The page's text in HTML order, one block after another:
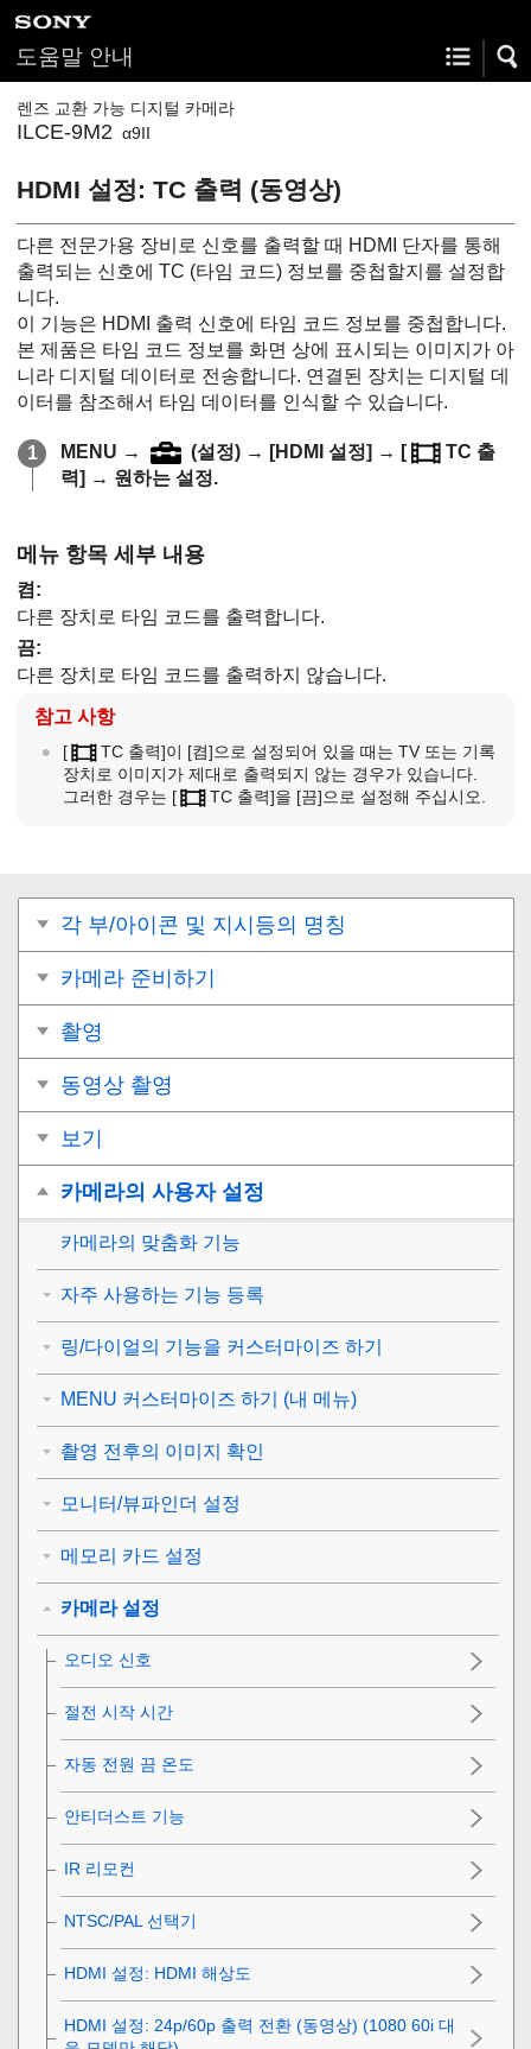
도움말 안내
렌즈 교환 가능 디지털 카메라
ILCE-9M2 α9II
HDMI 설정: TC 출력 (동영상)
다른 전문가용 장비로 신호를 출력할 때 HDMI 단자를 통해
출력되는 신호에 TC (타임 코드) 정보를 중첩할지를 설정합
니다.
이 기능은 HDMI 출력 신호에 타임 코드 정보를 중첩합니다.
본 제품은 타임 코드 정보를 화면 상에 표시되는 이미지가 아
니라 디지털 데이터로 전송합니다. 연결된 장치는 디지털 데
이터를 참조해서 타임 데이터를 인식할 수 있습니다.
MENU → (설정) → [HDMI 설정] → [
TC 출
력] → 원하는 설정.
메뉴 항목 세부 내용
켬 :
다른 장치로 타임 코드를 출력합니다.
끔:
다른 장치로 타임 코드를 출력하지 않습니다.
참고 사항
[ TC 출력]이 [켬]으로 설정되어 있을 때는 TV 또는 기록
장치로 이미지가 제대로 출력되지 않는 경우가 있습니다.
그러한 경우는 [ TC 출력]을 [끔]으로 설정해 주십시오.
각 부/아이콘 및 지시등의 명칭
카메라 준비하기
촬영
동영상 촬영
보기
카메라의 사용자 설정
카메라의 맞춤화 기능
자주 사용하는 기능 등록
링/다이얼의 기능을 커스터마이즈 하기
MENU 커스터마이즈 하기 (내 메뉴)
촬영 전후의 이미지 확인
모니터/뷰파인더 설정
메모리 카드 설정
카메라 설정
오디오 신호
절전 시작 시간
자동 전원 끔 온도
안티더스트 기능
IR 리모컨
NTSC/PAL 선택기
HDMI 설정: HDMI 해상도
HDMI 설정: 24p/60p 출력 전환 (동영상) (1080 60i 대